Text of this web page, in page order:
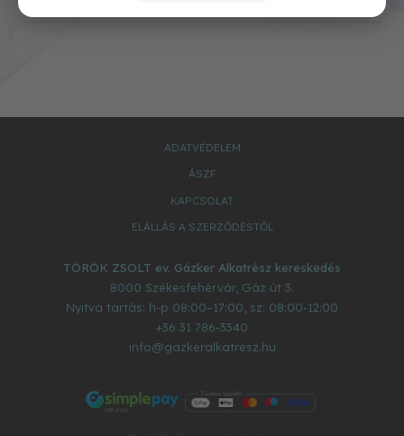
ADATVÉDELEM
ÁSZF
KAPCSOLAT
ELÁLLÁS A SZERZŐDÉSTŐL
TÖRÖK ZSOLT ev. Gázker Alkatrész kereskedés
8000 Székesfehérvár, Gáz út 3.
Nyitva tartás: h-p 08:00–17:00, sz: 08:00-12:00
+36 31 786-3340
info@gazkeralkatresz.hu